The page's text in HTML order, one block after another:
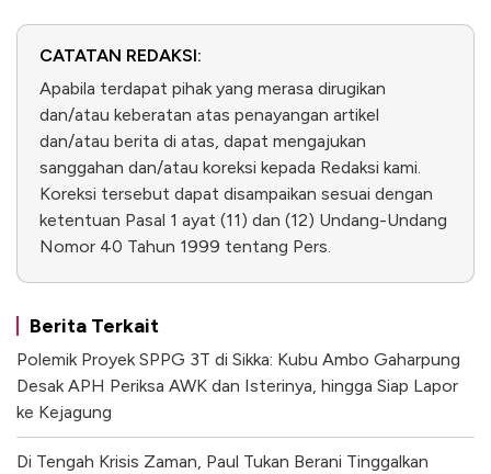
CATATAN REDAKSI:
Apabila terdapat pihak yang merasa dirugikan
dan/atau keberatan atas penayangan artikel
dan/atau berita di atas, dapat mengajukan
sanggahan dan/atau koreksi kepada Redaksi kami.
Koreksi tersebut dapat disampaikan sesuai dengan
ketentuan Pasal 1 ayat (11) dan (12) Undang-Undang
Nomor 40 Tahun 1999 tentang Pers.
Berita Terkait
Polemik Proyek SPPG 3T di Sikka: Kubu Ambo Gaharpung
Desak APH Periksa AWK dan Isterinya, hingga Siap Lapor
ke Kejagung
Di Tengah Krisis Zaman, Paul Tukan Berani Tinggalkan